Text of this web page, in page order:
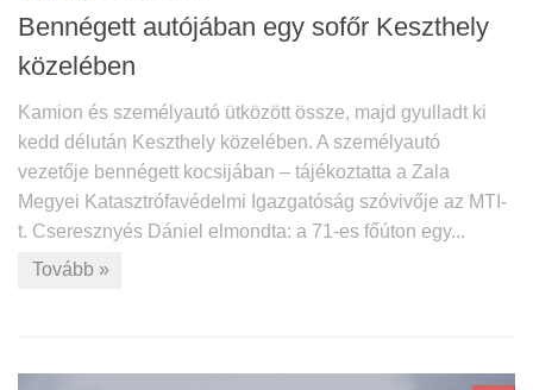
Bennégett autójában egy sofőr Keszthely
közelében
Kamion és személyautó ütközött össze, majd gyulladt ki
kedd délután Keszthely közelében. A személyautó
vezetője bennégett kocsijában – tájékoztatta a Zala
Megyei Katasztrófavédelmi Igazgatóság szóvivője az MTI-
t. Cseresznyés Dániel elmondta: a 71-es főúton egy...
Tovább »